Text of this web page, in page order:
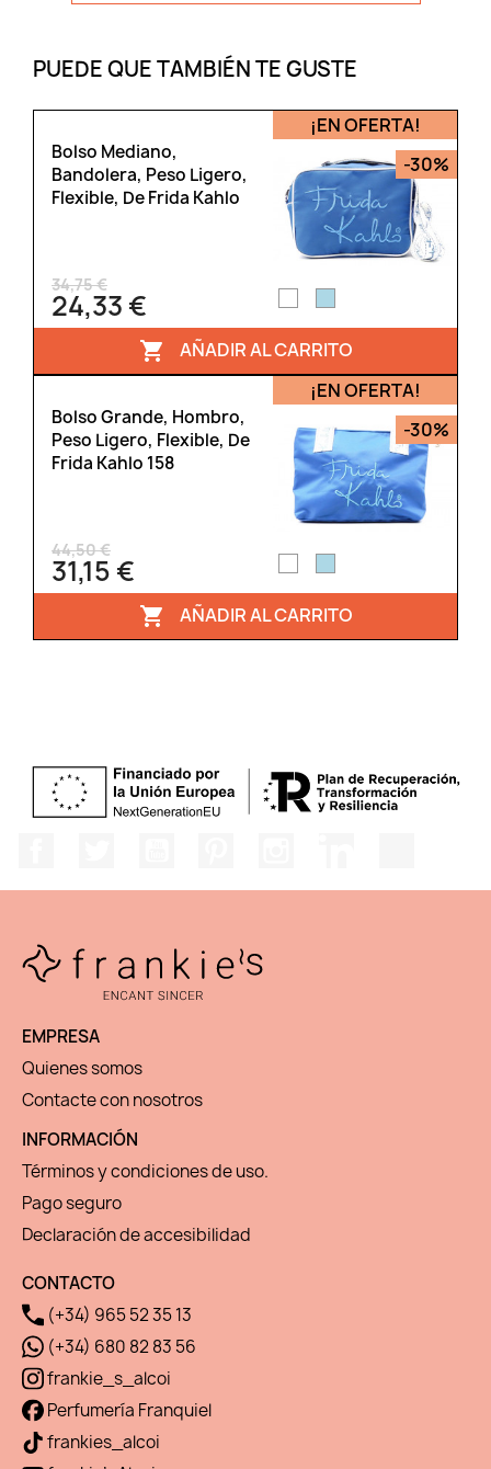
PUEDE QUE TAMBIÉN TE GUSTE
Bolso Mediano,
Bandolera, Peso Ligero,
Flexible, De Frida Kahlo
34,75 €
24,33 €
¡EN OFERTA!
-30%
 AÑADIR AL CARRITO
Bolso Grande, Hombro,
Peso Ligero, Flexible, De
Frida Kahlo 158
44,50 €
31,15 €
¡EN OFERTA!
-30%
 AÑADIR AL CARRITO
EMPRESA
Quienes somos
Contacte con nosotros
INFORMACIÓN
Términos y condiciones de uso.
Pago seguro
Declaración de accesibilidad
CONTACTO
(+34) 965 52 35 13
(+34) 680 82 83 56
frankie_s_alcoi
Perfumería Franquiel
frankies_alcoi